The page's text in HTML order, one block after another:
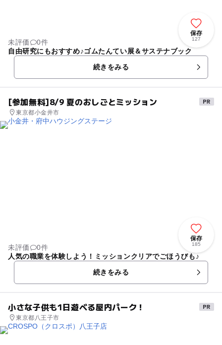
保存
127
未評価
0件
自由研究にもおすすめ♪ゴムたんてい展＆サステナブック
続きをみる
[参加無料]8/9 夏のおしごとミッション
東京都小金井市
保存
185
未評価
0件
人気の職業を体験しよう！ミッションクリアでごほうびも♪
続きをみる
小さな子供も1日遊べる屋内パーク！
東京都八王子市